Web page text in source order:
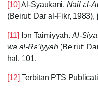
[10] Al-Syaukani. Nail al-
(Beirut: Dar al-Fikr, 1983),
[11] Ibn Taimiyyah. Al-
wa al-Ra’iyyah (Beirut:
hal. 101.
[12] Terbitan PTS